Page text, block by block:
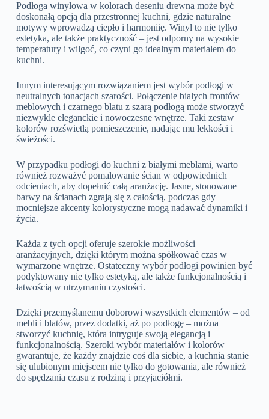
Podłoga winylowa w kolorach deseniu drewna może być
doskonałą opcją dla przestronnej kuchni, gdzie naturalne
motywy wprowadzą ciepło i harmoniię. Winyl to nie tylko
estetyka, ale także praktyczność – jest odporny na wysokie
temperatury i wilgoć, co czyni go idealnym materiałem do
kuchni.
Innym interesującym rozwiązaniem jest wybór podłogi w
neutralnych tonacjach szarości. Połączenie białych frontów
meblowych i czarnego blatu z szarą podłogą może stworzyć
niezwykle eleganckie i nowoczesne wnętrze. Taki zestaw
kolorów rozświetlą pomieszczenie, nadając mu lekkości i
świeżości.
W przypadku podłogi do kuchni z białymi meblami, warto
również rozważyć pomalowanie ścian w odpowiednich
odcieniach, aby dopełnić całą aranżację. Jasne, stonowane
barwy na ścianach zgrają się z całością, podczas gdy
mocniejsze akcenty kolorystyczne mogą nadawać dynamiki i
życia.
Każda z tych opcji oferuje szerokie możliwości
aranżacyjnych, dzięki którym można spółkować czas w
wymarzone wnętrze. Ostateczny wybór podłogi powinien być
podyktowany nie tylko estetyką, ale także funkcjonalnością i
łatwością w utrzymaniu czystości.
Dzięki przemyślanemu doborowi wszystkich elementów – od
mebli i blatów, przez dodatki, aż po podłogę – można
stworzyć kuchnię, która intryguje swoją elegancją i
funkcjonalnością. Szeroki wybór materiałów i kolorów
gwarantuje, że każdy znajdzie coś dla siebie, a kuchnia stanie
się ulubionym miejscem nie tylko do gotowania, ale również
do spędzania czasu z rodziną i przyjaciółmi.